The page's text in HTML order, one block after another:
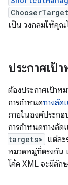
ChooserTarget
เป็น วงกลมให้คุณ
ประกาศเป้
ต้องประกาศเป้าห
การกำหนดทางลัด
ภายในองค์ประกอ
การกำหนดทางลั
targets> แต่ละ
หมวดหมู่ที่ตรงกัน
โค้ด XML จะมีลั